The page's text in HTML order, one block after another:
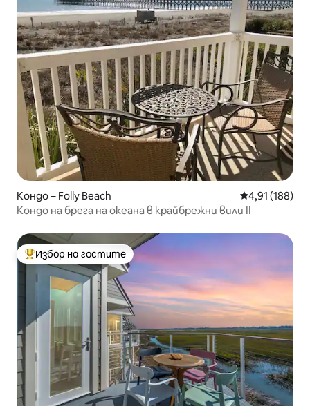
Кондо – Folly Beach Средна
4,91 (188)
Кондо на брега на океана в крайбрежни вили II
Най-популярен избор на гостите
Избор на гостите